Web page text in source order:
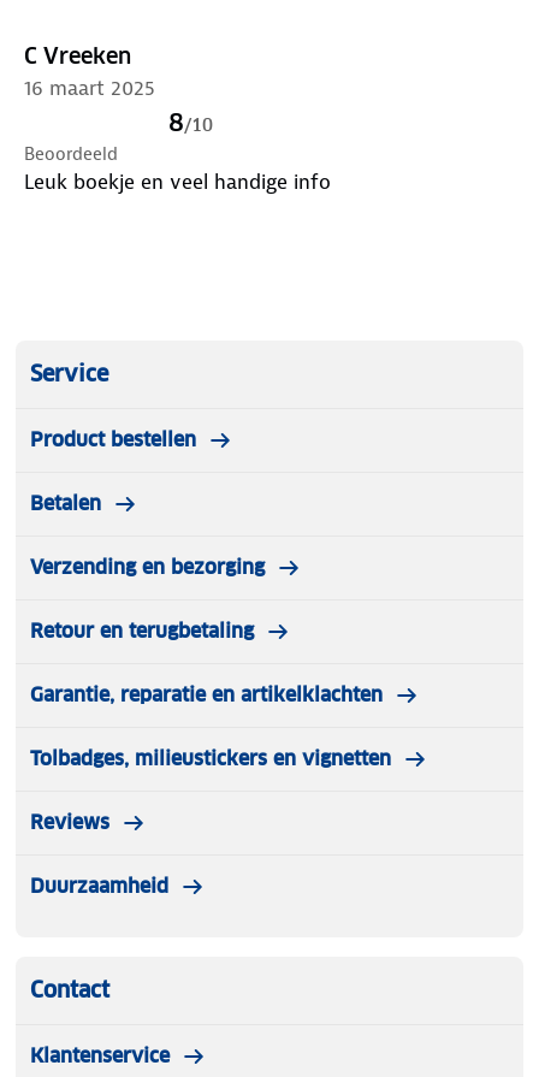
C Vreeken
16 maart 2025
8/10
Beoordeeld
Leuk boekje en veel handige info
Service
Product bestellen
Betalen
Verzending en bezorging
Retour en terugbetaling
Garantie, reparatie en artikelklachten
Tolbadges, milieustickers en vignetten
Reviews
Duurzaamheid
Contact
Klantenservice